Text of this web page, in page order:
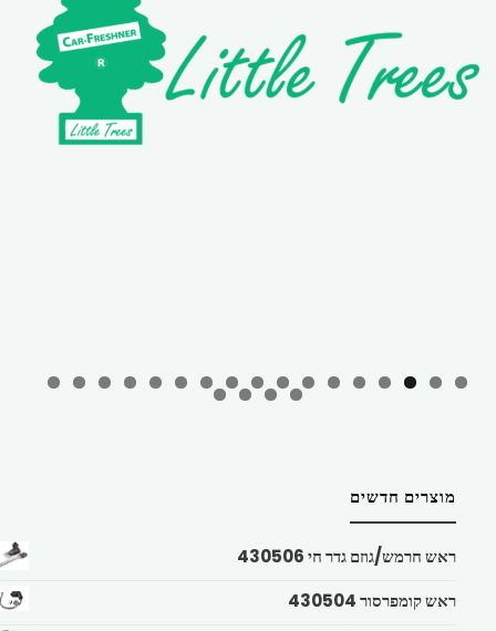
מוצרים חדשים
ראש חרמש/גוזם גדר חי 430506
ראש קומפרסור 430504